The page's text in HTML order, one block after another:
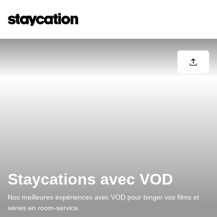
Staycations avec VOD
Nos meilleures expériences avec VOD pour binger vos films et
séries en room-service.